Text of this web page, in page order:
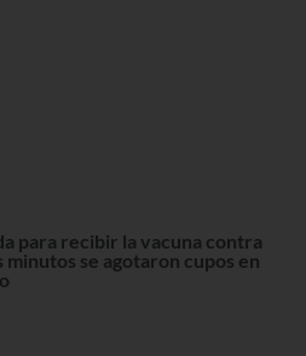
para recibir la vacuna contra
se agotaron cupos en